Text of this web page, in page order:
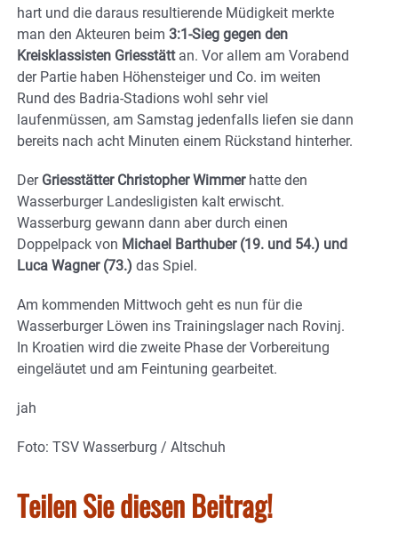
hart und die daraus resultierende Müdigkeit merkte
man den Akteuren beim 3:1-Sieg gegen den
Kreisklassisten Griesstättan. Vor allem am Vorabend
der Partie haben Höhensteiger und Co. im weiten
Rund des Badria-Stadions wohl sehr viel
laufenmüssen, am Samstag jedenfalls liefen sie dann
bereits nach acht Minuten einem Rückstand hinterher.
Der Griesstätter Christopher Wimmerhatte den
Wasserburger Landesligisten kalt erwischt.
Wasserburg gewann dann aber durch einen
Doppelpack von Michael Barthuber (19. und 54.) und
Luca Wagner (73.) das Spiel.
Am kommenden Mittwoch geht es nun für die
Wasserburger Löwen ins Trainingslager nach Rovinj.
In Kroatien wird die zweite Phase der Vorbereitung
eingeläutet und am Feintuning gearbeitet.
jah
Foto: TSV Wasserburg / Altschuh
Teilen Sie diesen Beitrag!